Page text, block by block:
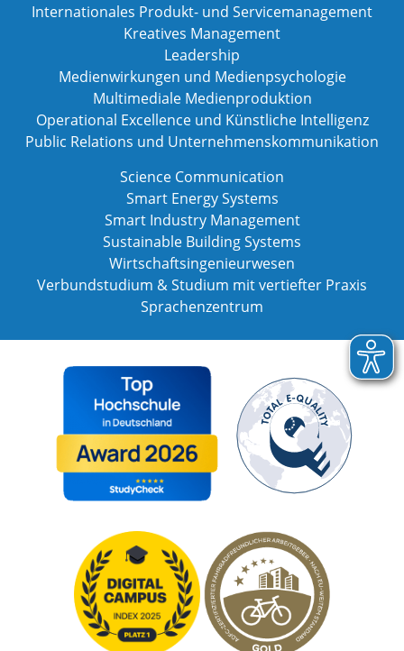
Internationales Produkt- und Servicemanagement
Kreatives Management
Leadership
Medienwirkungen und Medienpsychologie
Multimediale Medienproduktion
Operational Excellence und Künstliche Intelligenz
Public Relations und Unternehmenskommunikation
Science Communication
Smart Energy Systems
Smart Industry Management
Sustainable Building Systems
Wirtschaftsingenieurwesen
Verbundstudium & Studium mit vertiefter Praxis
Sprachenzentrum